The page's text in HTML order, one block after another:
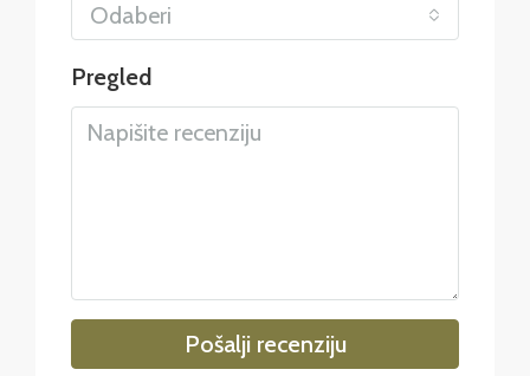
Odaberi
Pregled
Pošalji recenziju